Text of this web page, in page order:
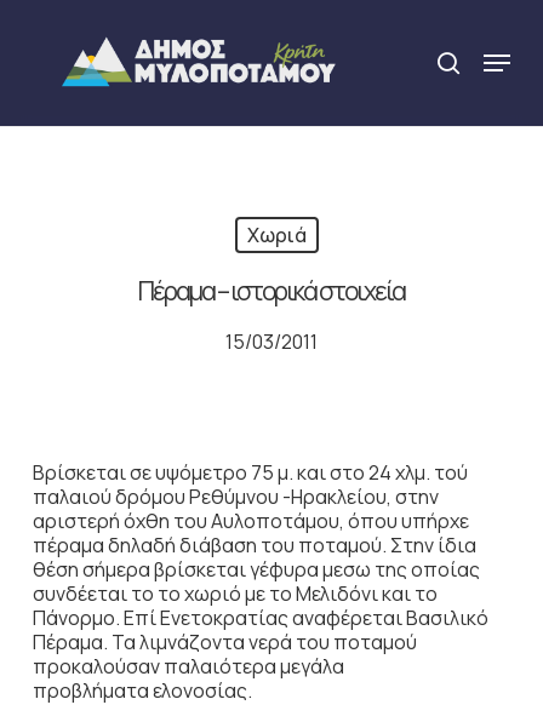
content
search
Menu
Χωριά
Πέραμα – ιστορικά στοιχεία
15/03/2011
Βρίσκεται σε υψόμετρο 75 μ. και στο 24 χλμ. τού
παλαιού δρόμου Ρεθύμνου -Ηρακλείου, στην
αριστερή όχθη του Αυλοποτάμου, όπου υπήρχε
πέραμα δηλαδή διάβαση του ποταμού. Στην ίδια
θέση σήμερα βρίσκεται γέφυρα μεσω της οποίας
συνδέεται το το χωριό με το Μελιδόνι και το
Πάνορμο. Επί Ενετοκρατίας αναφέρεται Βασιλικό
Πέραμα. Τα λιμνάζοντα νερά του ποταμού
προκαλούσαν παλαιότερα μεγάλα
προβλήματα ελονοσίας.
Close